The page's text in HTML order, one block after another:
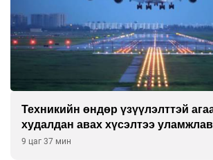
Дөрвөн чиглэлд
үйлчилж буй гэв